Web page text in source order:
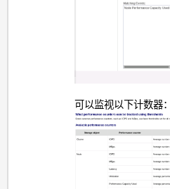
可以监视以下计数器：